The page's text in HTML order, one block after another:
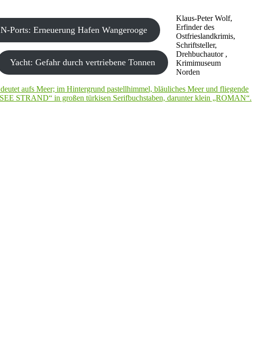
Klaus-Peter Wolf,
Erfinder des
Ostfrieslandkrimis,
Schriftsteller,
Drehbuchautor ,
Krimimuseum
Norden
N-Ports: Erneuerung Hafen Wangerooge
Yacht: Gefahr durch vertriebene Tonnen